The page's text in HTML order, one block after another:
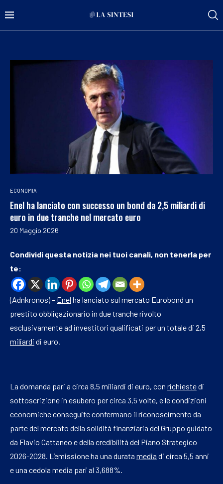
ECONOMIA
Enel ha lanciato con successo un bond da 2,5 miliardi di
euro in due tranche nel mercato euro
20 Maggio 2026
Condividi questa notizia nei tuoi canali, non tenerla per
te:
(Adnkronos) – Enel ha lanciato sul mercato Eurobond un
prestito obbligazionario in due tranche rivolto
esclusivamente ad investitori qualificati per un totale di 2,5
miliardi di euro.
La domanda pari a circa 8,5 miliardi di euro, con richiestedi
sottoscrizione in esubero per circa 3,5 volte, e le condizioni
economiche conseguite confermano il riconoscimento da
parte del mercato della solidità finanziaria del Gruppo guidato
da Flavio Cattaneo e della credibilità del Piano Strategico
2026-2028. L’emissione ha una durata media di circa 5,5 anni
e una cedola media pari al 3,688%.